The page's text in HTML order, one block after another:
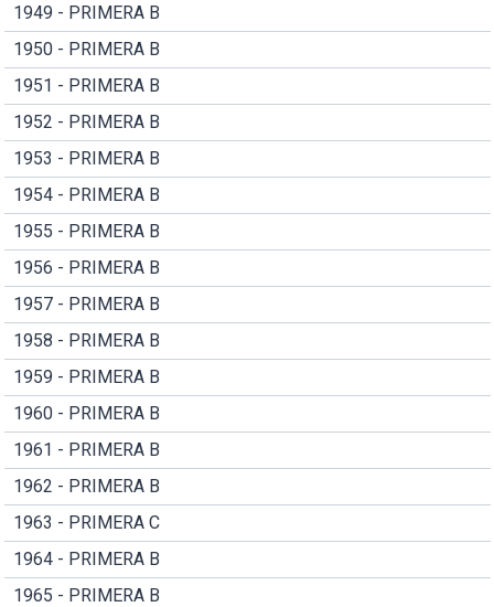
1949 - PRIMERA B
1950 - PRIMERA B
1951 - PRIMERA B
1952 - PRIMERA B
1953 - PRIMERA B
1954 - PRIMERA B
1955 - PRIMERA B
1956 - PRIMERA B
1957 - PRIMERA B
1958 - PRIMERA B
1959 - PRIMERA B
1960 - PRIMERA B
1961 - PRIMERA B
1962 - PRIMERA B
1963 - PRIMERA C
1964 - PRIMERA B
1965 - PRIMERA B